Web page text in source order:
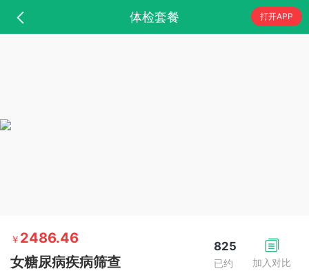
体检套餐 打开APP
加入对比
825
已约
￥ 2486.46
女糖尿病疾病筛查